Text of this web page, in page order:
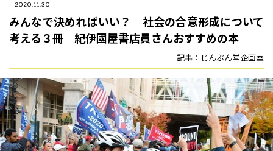
2020.11.30
みんなで決めればいい？ 社会の合意形成について
考える３冊 紀伊國屋書店員さんおすすめの本
記事：じんぶん堂企画室